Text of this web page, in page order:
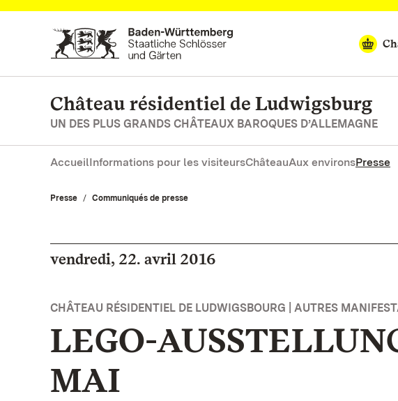
Vers la page d’accueil
Château résidentiel de Ludwigsburg
UN DES PLUS GRANDS CHÂTEAUX BAROQUES D’ALLEMAGNE
AccueilInformations pour les visiteursChâteauAux environsPresse
Presse Communiqués de presse
vendredi, 22. avril 2016
CHÂTEAU RÉSIDENTIEL DE LUDWIGSBOURG | AUTRES
LEGO-
MAI